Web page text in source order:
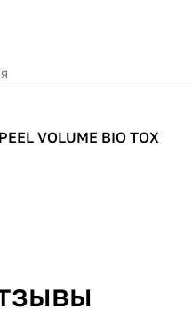
VOLUME BIO TOX